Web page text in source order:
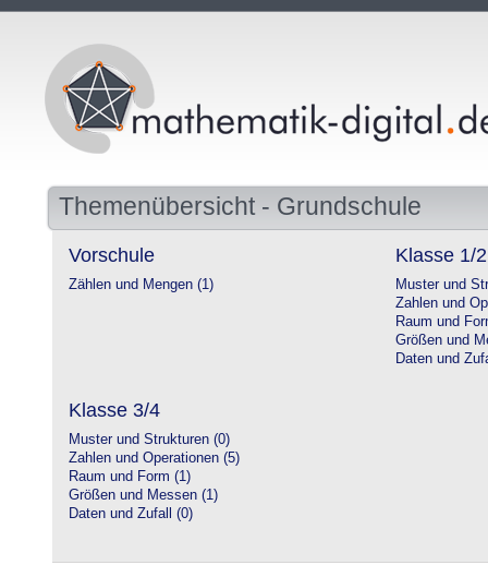
Themenübersicht - Grundschule
Vorschule
Zählen und Mengen (1)
Klasse 1/2
Muster und
Zahlen und
Raum und
Größen und
Daten und
Klasse 3/4
Muster und Strukturen (0)
Zahlen und Operationen (5)
Raum und Form (1)
Größen und Messen (1)
Daten und Zufall (0)